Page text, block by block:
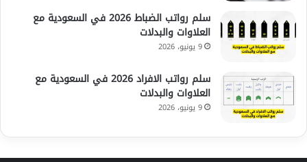
سلم رواتب الضباط 2026 في السعودية مع
العلاوات والبدلات
9 يونيو، 2026
سلم رواتب الافراد 2026 في السعودية مع
العلاوات والبدلات
9 يونيو، 2026